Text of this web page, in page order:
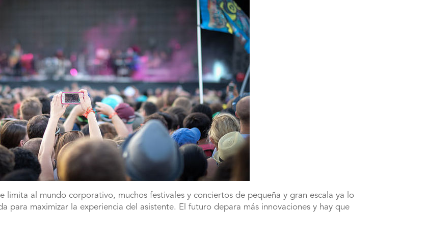
limita al mundo corporativo, muchos festivales y conciertos de pequeña y gran escala ya lo
para maximizar la experiencia del asistente. El futuro depara más innovaciones y hay que